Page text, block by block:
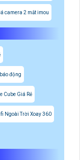
camera 2 mắt imou
động
Cube Giá Rẻ
Ngoài Trời Xoay 360